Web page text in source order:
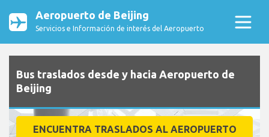
Aeropuerto de Beijing
Servicios e Información de interés del Aeropuerto
Bus traslados desde y hacia Aeropuerto de
Beijing
ENCUENTRA TRASLADOS AL AEROPUERTO